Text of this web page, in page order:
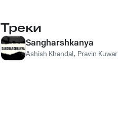
Треки
Sangharshkanya
Ashish Khandal, Pravin Kuwar